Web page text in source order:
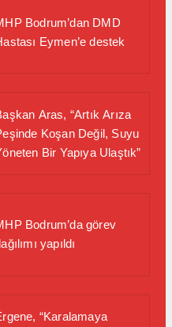
Bodrum’dan DMD
Eymen’e destek
Aras, “Artık Arıza
Koşan Değil, Suyu
Bir Yapıya Ulaştık”
Bodrum’da görev
yapıldı
“Karalamaya